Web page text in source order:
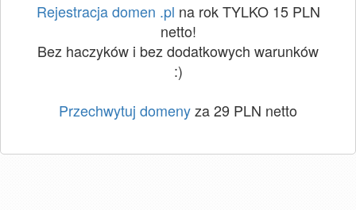
Rejestracja domen .pl na rok TYLKO 15 PLN
netto!
Bez haczyków i bez dodatkowych warunków
:)
Przechwytuj domenyza 29 PLN netto